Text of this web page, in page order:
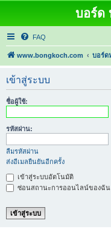
บอร์ด
FAQ
www.bongkoch.com บอร์ด
เข้าสู่ระบบ
ชื่อผู้ใช้:
รหัสผ่าน:
ลืมรหัสผ่าน
ส่งอีเมลยืนยันอีกครั้ง
เข้าสู่ระบบอัตโนมัติ
ซ่อนสถานะการออนไลน์ของฉัน